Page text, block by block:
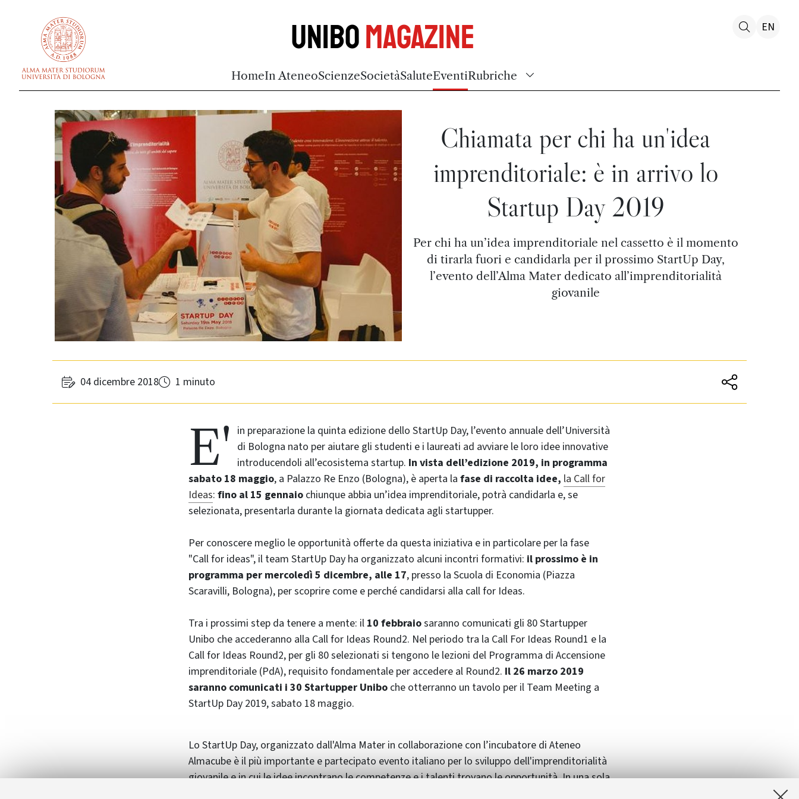
UniboMagazine
HomeIn AteneoScienzeSocietàSaluteEventiRubriche
EN
Chiamata per chi ha un'idea
imprenditoriale: è in arrivo lo
Startup Day 2019
Per chi ha un’idea imprenditoriale nel cassetto è il momento
di tirarla fuori e candidarla per il prossimo StartUp Day,
l’evento dell’Alma Mater dedicato all’imprenditorialità
giovanile
04 dicembre 2018 1 minuto
E' in preparazione la quinta edizione dello StartUp Day, l’evento annuale dell’Università
di Bologna nato per aiutare gli studenti e i laureati ad avviare le loro idee innovative
introducendoli all’ecosistema startup. In vista dell’edizione 2019, in programma
sabato 18 maggio, a Palazzo Re Enzo (Bologna), è aperta la fase di raccolta idee, la Call for
Ideas: fino al 15 gennaio chiunque abbia un’idea imprenditoriale, potrà candidarla e, se
selezionata, presentarla durante la giornata dedicata agli startupper.
Per conoscere meglio le opportunità offerte da questa iniziativa e in particolare per la fase
"Call for ideas", il team StartUp Day ha organizzato alcuni incontri formativi: il prossimo è in
programma per mercoledì 5 dicembre, alle 17, presso la Scuola di Economia (Piazza
Scaravilli, Bologna), per scoprire come e perché candidarsi alla call for Ideas.
Tra i prossimi step da tenere a mente: il 10 febbraiosaranno comunicati gli 80 Startupper
Unibo che accederanno alla Call for Ideas Round2. Nel periodo tra la Call For Ideas Round1 e la
Call for Ideas Round2, per gli 80 selezionati si tengono le lezioni del Programma di Accensione
imprenditoriale (PdA), requisito fondamentale per accedere al Round2. Il 26 marzo 2019
saranno comunicati i 30 Startupper Unibo che otterranno un tavolo per il Team Meeting a
StartUp Day 2019, sabato 18 maggio.
Lo StartUp Day, organizzato dall'Alma Mater in collaborazione con l’incubatore di Ateneo
Almacube è il più importante e partecipato evento italiano per lo sviluppo dell'imprenditorialità
giovanile e in cui le idee incontrano le competenze e i talenti trovano le opportunità. In una sola